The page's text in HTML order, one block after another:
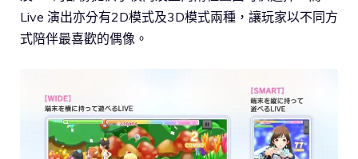
Live 演出亦分有2D模式及3D模式兩種，讓玩家以不同方
式陪伴最喜歡的偶像。